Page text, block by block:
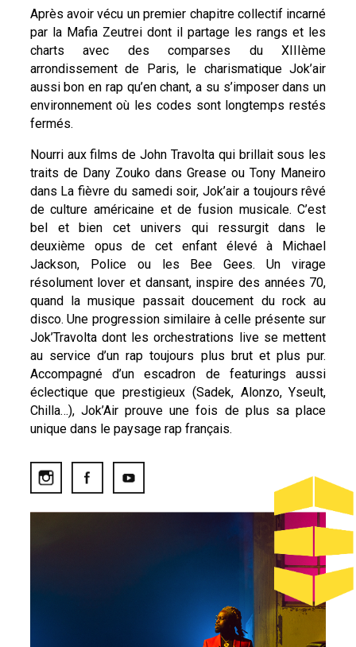
Après avoir vécu un premier chapitre collectif incarné
par la Mafia Zeutrei dont il partage les rangs et les
charts avec des comparses du XIIIème
arrondissement de Paris, le charismatique Jok’air
aussi bon en rap qu’en chant, a su s’imposer dans un
environnement où les codes sont longtemps restés
fermés.
Nourri aux films de John Travolta qui brillait sous les
traits de Dany Zouko dans Grease ou Tony Maneiro
dans La fièvre du samedi soir, Jok’air a toujours rêvé
de culture américaine et de fusion musicale. C’est
bel et bien cet univers qui ressurgit dans le
deuxième opus de cet enfant élevé à Michael
Jackson, Police ou les Bee Gees. Un virage
résolument lover et dansant, inspire des années 70,
quand la musique passait doucement du rock au
disco. Une progression similaire à celle présente sur
Jok’Travolta dont les orchestrations live se mettent
au service d’un rap toujours plus brut et plus pur.
Accompagné d’un escadron de featurings aussi
éclectique que prestigieux (Sadek, Alonzo, Yseult,
Chilla…), Jok’Air prouve une fois de plus sa place
unique dans le paysage rap français.